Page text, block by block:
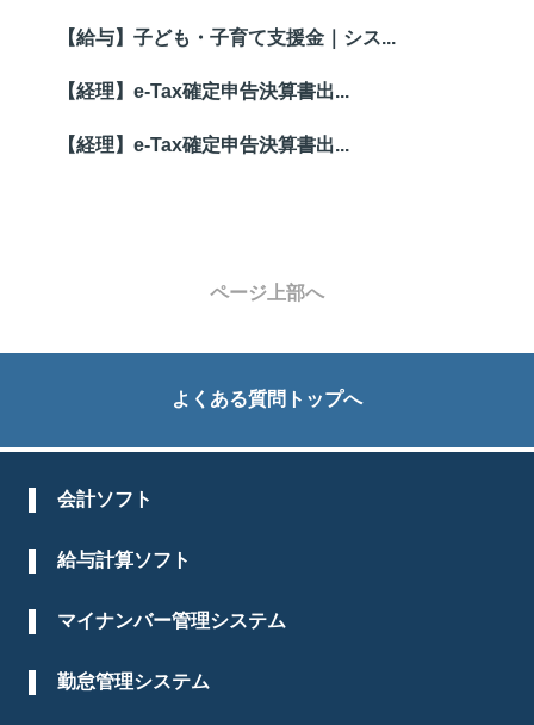
【給与】子ども・子育て支援金｜シス...
【経理】e-Tax確定申告決算書出...
【経理】e-Tax確定申告決算書出...
ページ上部へ
よくある質問トップへ
会計ソフト
給与計算ソフト
マイナンバー管理システム
勤怠管理システム